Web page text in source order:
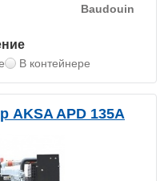
Baudouin
В контейнере
AKSA APD 135A